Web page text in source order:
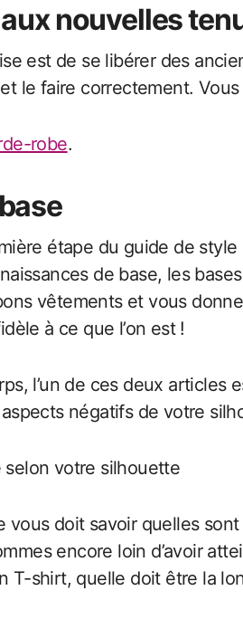
nouvelles
est de se libérer des
le faire correctement.
robe.
étape du guide de
de base, les
vêtements et vous
à ce que l’on est !
l’un de ces deux
négatifs de votre
selon votre silhouette
vous doit savoir quelles
encore loin d’avoir
T-shirt, quelle doit être la